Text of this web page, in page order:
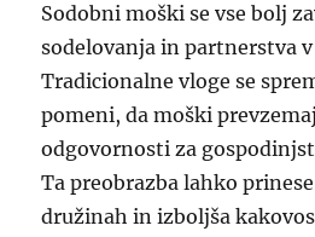
Sodobni moški se vse bolj
sodelovanja in partnerstva
Tradicionalne vloge se
pomeni, da moški
odgovornosti za
Ta preobrazba lahko
družinah in izboljša